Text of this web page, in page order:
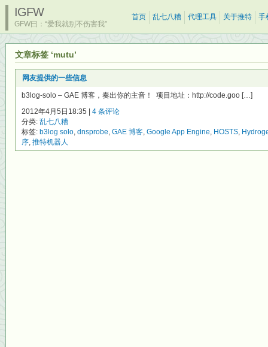
IGFW
GFW曰：“爱我就别不伤害我”
首页 乱七八糟 代理工具 关于推特 手
文章标签 ‘mutu’
网友提供的一些信息
b3log-solo – GAE 博客，奏出你的主音！ 项目地址：http://code.goo […]
2012年4月5日18:35 | 4 条评论
分类: 乱七八糟
标签: b3log solo, dnsprobe, GAE 博客, Google App Engine, HOSTS,
序, 推特机器人